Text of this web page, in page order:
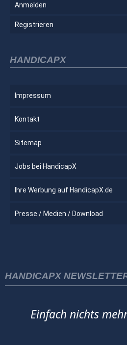
Anmelden
Registrieren
HANDICAPX
Impressum
Kontakt
Sitemap
Jobs bei HandicapX
Ihre Werbung auf HandicapX.de
Presse / Medien / Download
HANDICAPX
Einfach nichts